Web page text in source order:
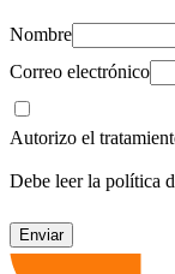
Nombre
Correo electrónico
Autorizo el
Debe leer la política